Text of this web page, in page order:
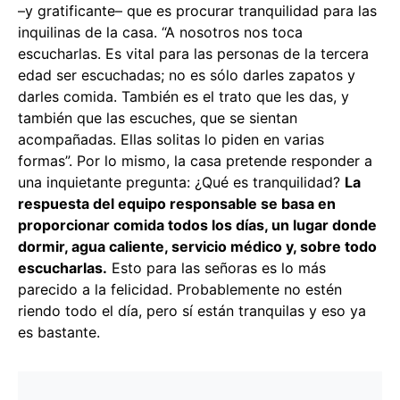
–y gratificante– que es procurar tranquilidad para las
inquilinas de la casa. “A nosotros nos toca
escucharlas. Es vital para las personas de la tercera
edad ser escuchadas; no es sólo darles zapatos y
darles comida. También es el trato que les das, y
también que las escuches, que se sientan
acompañadas. Ellas solitas lo piden en varias
formas”. Por lo mismo, la casa pretende responder a
una inquietante pregunta: ¿Qué es tranquilidad? La
respuesta del equipo responsable se basa en
proporcionar comida todos los días, un lugar donde
dormir, agua caliente, servicio médico y, sobre todo
escucharlas. Esto para las señoras es lo más
parecido a la felicidad. Probablemente no estén
riendo todo el día, pero sí están tranquilas y eso ya
es bastante.